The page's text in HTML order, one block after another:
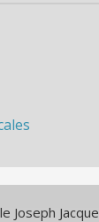
Joseph